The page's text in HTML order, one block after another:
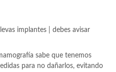
implantes | debes avisar
sabe que tenemos
para no dañarlos, evitando